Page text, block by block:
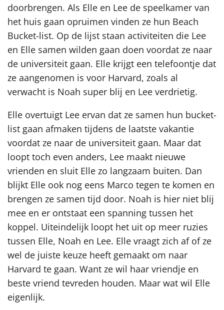
doorbrengen. Als Elle en Lee de speelkamer van
het huis gaan opruimen vinden ze hun Beach
Bucket-list. Op de lijst staan activiteiten die Lee
en Elle samen wilden gaan doen voordat ze naar
de universiteit gaan. Elle krijgt een telefoontje dat
ze aangenomen is voor Harvard, zoals al
verwacht is Noah super blij en Lee verdrietig.
Elle overtuigt Lee ervan dat ze samen hun bucket-
list gaan afmaken tijdens de laatste vakantie
voordat ze naar de universiteit gaan. Maar dat
loopt toch even anders, Lee maakt nieuwe
vrienden en sluit Elle zo langzaam buiten. Dan
blijkt Elle ook nog eens Marco tegen te komen en
brengen ze samen tijd door. Noah is hier niet blij
mee en er ontstaat een spanning tussen het
koppel. Uiteindelijk loopt het uit op meer ruzies
tussen Elle, Noah en Lee. Elle vraagt zich af of ze
wel de juiste keuze heeft gemaakt om naar
Harvard te gaan. Want ze wil haar vriendje en
beste vriend tevreden houden. Maar wat wil Elle
eigenlijk.